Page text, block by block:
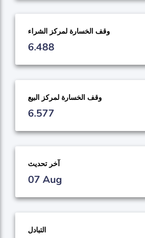
وقف الخسارة لمركز الشراء
6.488
وقف الخسارة لمركز البيع
6.577
آخر تحديث
07 Aug
التبادل